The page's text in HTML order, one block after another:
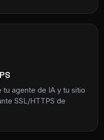
tu agente de IA y tu sitio
SSL/HTTPS de